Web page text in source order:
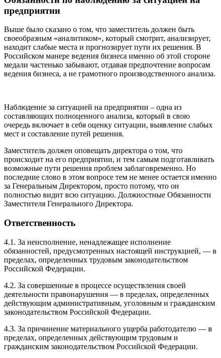
предприятии
Выше было сказано о том, что заместитель должен быть
своеобразным «аналитиком», который смотрит, анализирует,
находит слабые места и прогнозирует пути их решения. В
Российском манере ведения бизнеса именно об этой стороне
медали частенько забывают, отдавая предпочтение вопросам
ведения бизнеса, а не грамотного производственного анализа.
Наблюдение за ситуацией на предприятии – одна из
составляющих полноценного анализа, который в свою
очередь включает в себя оценку ситуации, выявление слабых
мест и составление путей решения.
Заместитель должен оповещать директора о том, что
происходит на его предприятии, и тем самым подготавливать
возможные пути решения проблем заблаговременно. Но
последние слово в этом вопросе тем не менее остается именно
за Генеральным Директором, просто потому, что он
полностью видит всю ситуацию. Должностные Обязанности
Заместителя Генерального Директора.
Ответственность
4.1. За неисполнение, ненадлежащее исполнение
обязанностей, предусмотренных настоящей инструкцией, — в
пределах, определенных трудовым законодательством
Российской Федерации.
4.2. За совершенные в процессе осуществления своей
деятельности правонарушения — в пределах, определенных
действующим административным, уголовным и гражданским
законодательством Российской Федерации.
4.3. За причинение материального ущерба работодателю — в
пределах, определенных действующим трудовым и
гражданским законодательством Российской Федерации.